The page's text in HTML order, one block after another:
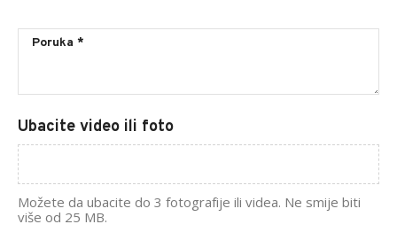
Ubacite video ili foto
Možete da ubacite do 3 fotografije ili videa. Ne smije biti
više od 25 MB.